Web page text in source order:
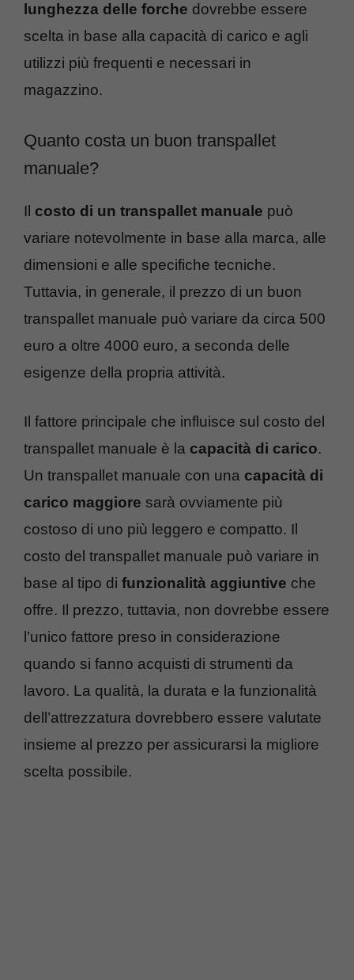
lunghezza delle forche dovrebbe essere
scelta in base alla capacità di carico e agli
utilizzi più frequenti e necessari in
magazzino.
Quanto costa un buon transpallet
manuale?
Il costo di un transpallet manuale può
variare notevolmente in base alla marca, alle
dimensioni e alle specifiche tecniche.
Tuttavia, in generale, il prezzo di un buon
transpallet manuale può variare da circa 500
euro a oltre 4000 euro, a seconda delle
esigenze della propria attività.
Il fattore principale che influisce sul costo del
transpallet manuale è la capacità di carico.
Un transpallet manuale con una capacità di
carico maggiore sarà ovviamente più
costoso di uno più leggero e compatto. Il
costo del transpallet manuale può variare in
base al tipo di funzionalità aggiuntive che
offre. Il prezzo, tuttavia, non dovrebbe essere
l’unico fattore preso in considerazione
quando si fanno acquisti di strumenti da
lavoro. La qualità, la durata e la funzionalità
dell’attrezzatura dovrebbero essere valutate
insieme al prezzo per assicurarsi la migliore
scelta possibile.